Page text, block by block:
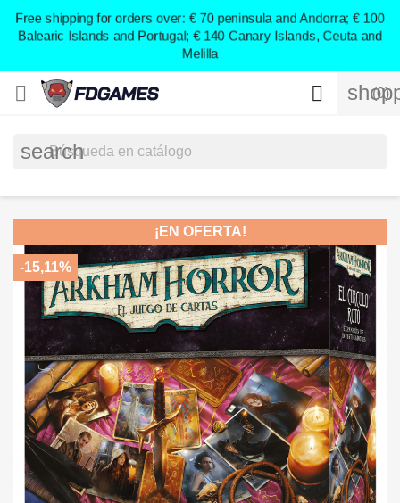
Free shipping for orders over: € 70 peninsula and Andorra; € 100
Balearic Islands and Portugal; € 140 Canary Islands, Ceuta and
Melilla
 (0)

search
¡EN OFERTA!
-15,11%